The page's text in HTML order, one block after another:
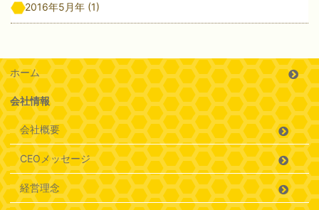
2016年5月年 (1)
ホーム
会社情報
会社概要
CEOメッセージ
経営理念